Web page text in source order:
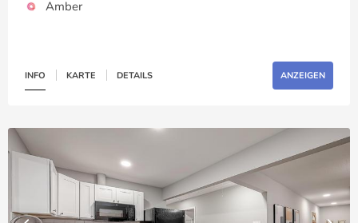
Amber
INFO KARTE DETAILS ANZEIGEN